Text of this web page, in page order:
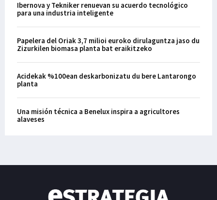
Ibernova y Tekniker renuevan su acuerdo tecnológico
para una industria inteligente
Papelera del Oriak 3,7 milioi euroko dirulaguntza jaso du
Zizurkilen biomasa planta bat eraikitzeko
Acidekak %100ean deskarbonizatu du bere Lantarongo
planta
Una misión técnica a Benelux inspira a agricultores
alaveses